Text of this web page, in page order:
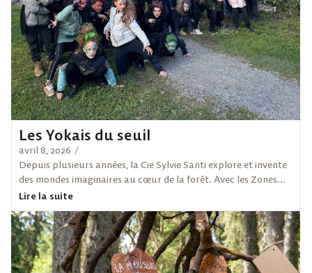
Les Yokais du seuil
avril 8, 2026 /
Depuis plusieurs années, la Cie Sylvie Santi explore et invente
des mondes imaginaires au cœur de la forêt. Avec les Zones...
Lire la suite